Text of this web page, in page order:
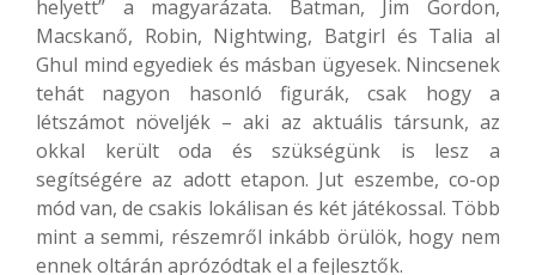
helyett” a magyarázata. Batman, Jim Gordon,
Macskanő, Robin, Nightwing, Batgirl és Talia al
Ghul mind egyediek és másban ügyesek. Nincsenek
tehát nagyon hasonló figurák, csak hogy a
létszámot növeljék – aki az aktuális társunk, az
okkal került oda és szükségünk is lesz a
segítségére az adott etapon. Jut eszembe, co-op
mód van, de csakis lokálisan és két játékossal. Több
mint a semmi, részemről inkább örülök, hogy nem
ennek oltárán aprózódtak el a fejlesztők.